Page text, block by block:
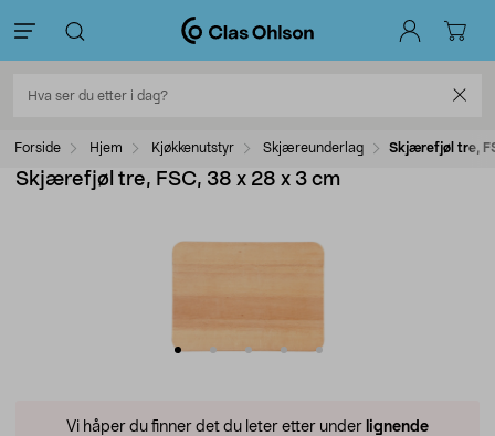
Forside Hjem Kjøkkenutstyr Skjæreunderlag Skjærefjøl tre,
Skjærefjøl tre, FSC, 38 x 28 x 3 cm
Vi håper du finner det du leter etter under lignende